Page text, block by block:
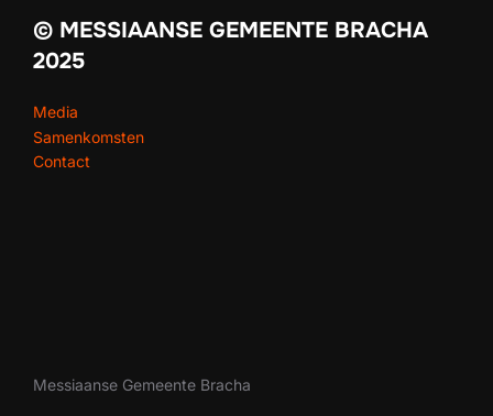
© MESSIAANSE GEMEENTE BRACHA
2025
Media
Samenkomsten
Contact
Messiaanse Gemeente Bracha